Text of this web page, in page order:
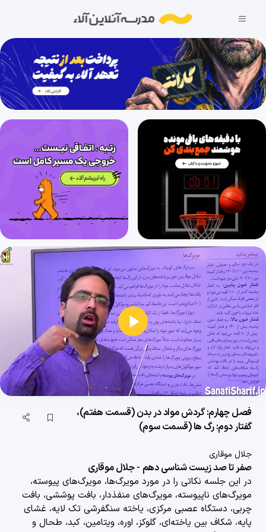
پخش
ویدیو
فصل چهارم: گردش مواد در بدن (قسمت هفتم)،
گفتار دوم: رگ ها (قسمت سوم)
جلال موقاری
صفر تا صد زیست شناسی دهم - جلال موقاری
در این جلسه نکاتی را در مورد مویرگ‌ها، مویرگ‌های پیوسته،
مویرگ‌های ناپیوسته، مویرگ‌های منفذدار، بافت پوششی، بافت
چربی، دستگاه عصبی مرکزی، یاخته سنگفرشی تک لایه، غشای
پایه، شکاف بین یاخته‌ای، گلوکز، اوره، ویتامین، کبد، طحال و
فصل دوم: گوارش و جذب مواد (قسمت هفدهم)، گفتار چهارم: گوارش در جانداران (قسمت دوم)
24 دقیقه 1404/11/27
فصل دوم: گوارش و جذب مواد (قسمت هجدهم)، گفتار چهارم: گوارش در جانداران (قسمت سوم)
18 دقیقه 1404/11/27
فصل سوم: تبادل های گازی (قسمت اول)، گفتار اول: ساز و کار دستگاه تنفسی در انسان (قسمت اول)
1404/11/27
فصل سوم: تبادل های گازی (قسمت دوم)، گفتار اول: ساز و کار دستگاه تنفسی در انسان (قسمت دوم)
34 دقیقه 1404/11/27
فصل سوم: تبادل های گازی (قسمت سوم)، گفتار اول: ساز و کار دستگاه تنفسی در انسان (قسمت سوم)
17 دقیقه 1404/11/27
فصل سوم: تبادل های گازی (قسمت چهارم)، گفتار دوم: تهویه ششی (قسمت اول)
28 دقیقه 1404/11/27
فصل سوم: تبادل های گازی (قسمت پنجم)، گفتار دوم: تهویه ششی (قسمت دوم)
27 دقیقه 1404/11/27
فصل سوم: تبادل های گازی (قسمت ششم)،گفتار دوم: تهویه ششی (قسمت سوم)
22 دقیقه 1404/11/27
29 دقیقه 1404/11/27
فصل چهارم: گردش مواد در بدن (قسمت دوم)، گفتار اول: قلب (قسمت دوم)